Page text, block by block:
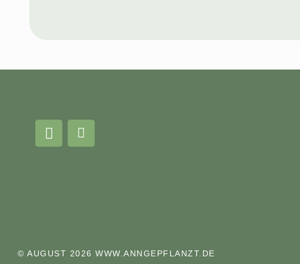
© AUGUST 2026 WWW.ANNGEPFLANZT.DE